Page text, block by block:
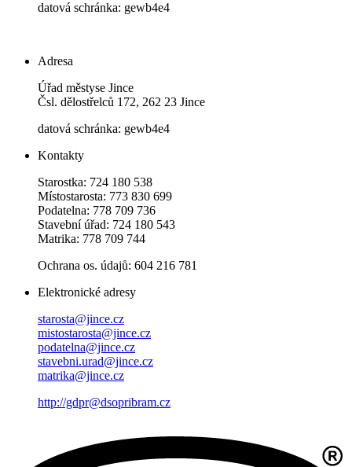
datová schránka: gewb4e4
Adresa
Úřad městyse Jince
Čsl. dělostřelců 172, 262 23 Jince
datová schránka: gewb4e4
Kontakty
Starostka: 724 180 538
Místostarosta: 773 830 699
Podatelna: 778 709 736
Stavební úřad: 724 180 543
Matrika: 778 709 744
Ochrana os. údajů: 604 216 781
Elektronické adresy
starosta@jince.cz
mistostarosta@jince.cz
podatelna@jince.cz
stavebni.urad@jince.cz
matrika@jince.cz
http://gdpr@dsopribram.cz